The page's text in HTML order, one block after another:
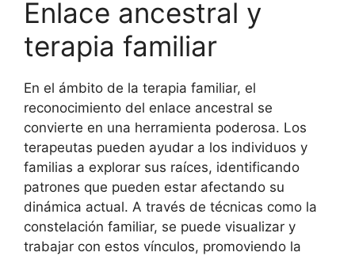
Enlace ancestral y
terapia familiar
En el ámbito de la terapia familiar, el
reconocimiento del enlace ancestral se
convierte en una herramienta poderosa. Los
terapeutas pueden ayudar a los individuos y
familias a explorar sus raíces, identificando
patrones que pueden estar afectando su
dinámica actual. A través de técnicas como la
constelación familiar, se puede visualizar y
trabajar con estos vínculos, promoviendo la